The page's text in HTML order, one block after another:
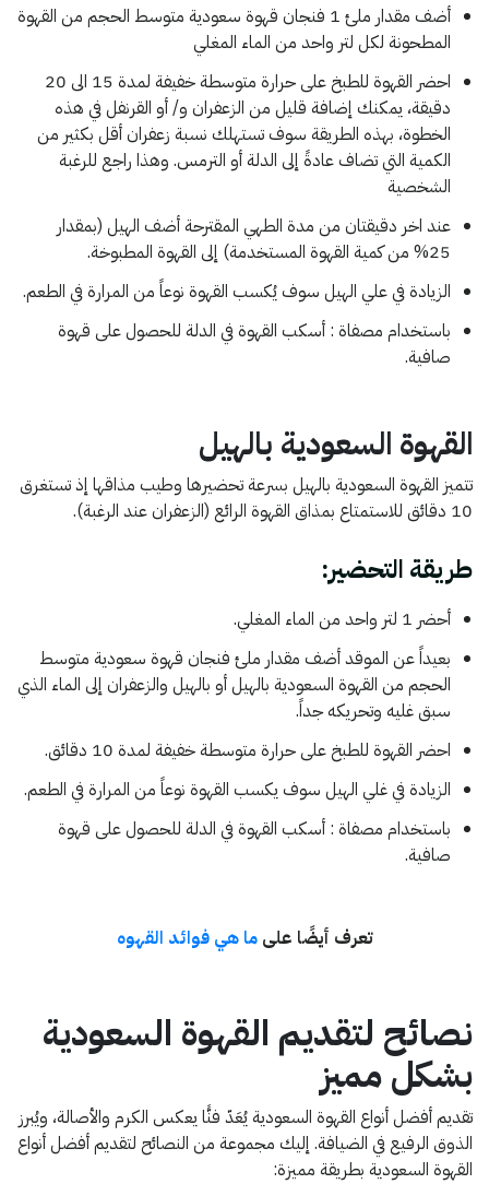
أضف مقدار ملئ 1 فنجان قهوة سعودية متوسط الحجم من القهوة
المطحونة لكل لتر واحد من الماء المغلي
احضر القهوة للطبخ على حرارة متوسطة خفيفة لمدة 15 الى 20
دقيقة، يمكنك إضافة قليل من الزعفران و/ أو القرنفل في هذه
الخطوة، بهذه الطريقة سوف تستهلك نسبة زعفران أقل بكثير من
الكمية التي تضاف عادةً إلى الدلة أو الترمس. وهذا راجع للرغبة
الشخصية
عند اخر دقيقتان من مدة الطهي المقترحة أضف الهيل (بمقدار
25% من كمية القهوة المستخدمة) إلى القهوة المطبوخة.
الزيادة في علي الهيل سوف يُكسب القهوة نوعاً من المرارة في الطعم.
باستخدام مصفاة : أسكب القهوة في الدلة للحصول على قهوة
صافية.
القهوة السعودية بالهيل
تتميز القهوة السعودية بالهيل بسرعة تحضيرها وطيب مذاقها إذ تستغرق
10 دقائق للاستمتاع بمذاق القهوة الرائع (الزعفران عند الرغبة).
طريقة التحضير:
أحضر 1 لتر واحد من الماء المغلي.
بعيداً عن الموقد أضف مقدار ملئ فنجان قهوة سعودية متوسط
الحجم من القهوة السعودية بالهيل أو بالهيل والزعفران إلى الماء الذي
سبق غليه وتحريكه جداً.
احضر القهوة للطبخ على حرارة متوسطة خفيفة لمدة 10 دقائق.
الزيادة في غلي الهيل سوف يكسب القهوة نوعاً من المرارة في الطعم.
باستخدام مصفاة : أسكب القهوة في الدلة للحصول على قهوة
صافية.
تعرف أيضًا على ما هي فوائد القهوه
نصائح لتقديم القهوة السعودية
بشكل مميز
تقديم أفضل أنواع القهوة السعودية يُعَدّ فنًّا يعكس الكرم والأصالة، ويُبرز
الذوق الرفيع في الضيافة. إليك مجموعة من النصائح لتقديم أفضل أنواع
القهوة السعودية بطريقة مميزة:​